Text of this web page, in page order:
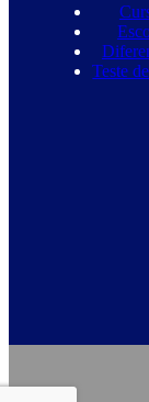
Teste